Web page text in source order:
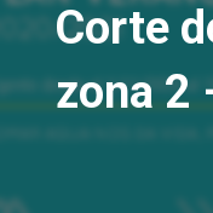
Corte
zona 2